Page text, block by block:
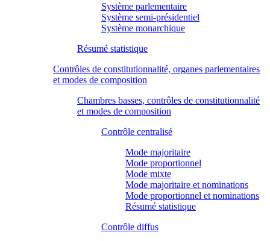
Système parlementaire
Système semi-présidentiel
Système monarchique
Résumé statistique
Contrôles de constitutionnalité, organes parlementaires
et modes de composition
Chambres basses, contrôles de constitutionnalité
et modes de composition
Contrôle centralisé
Mode majoritaire
Mode proportionnel
Mode mixte
Mode majoritaire et nominations
Mode proportionnel et nominations
Résumé statistique
Contrôle diffus